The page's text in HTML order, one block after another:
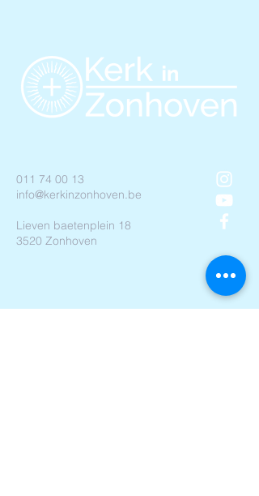
011 74 00 13
info@kerkinzonhoven.be
Lieven baetenplein 18
3520 Zonhoven